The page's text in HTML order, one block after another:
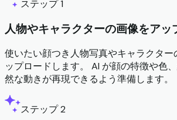
ステップ 1
人物やキャラクターの画像をアッ
使いたい顔つき人物写真やキャラクタ
ップロードします。 AI が顔の特徴や色
然な動きが再現できるよう準備します。
ステップ 2